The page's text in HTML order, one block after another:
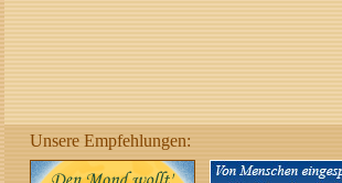
Unsere Empfehlungen: